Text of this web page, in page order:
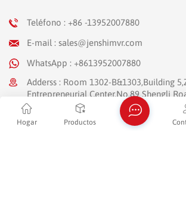
Teléfono : +86 -13952007880
E-mail : sales@jenshimvr.com
WhatsApp : +8613952007880
Adderss : Room 1302-B&1303,Building
Entrepreneurial Center,No.89 Shengli
Street,Jiangning District,Nanjing,Jiangsu
Development Zone)
Hogar Productos